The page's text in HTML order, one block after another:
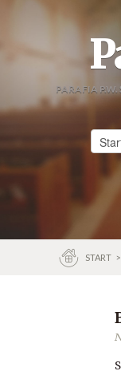
PARAFIA P.W.
START >